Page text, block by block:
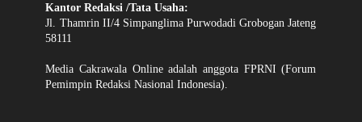
Kantor Redaksi /Tata Usaha:
Jl. Thamrin II/4 Simpanglima Purwodadi Grobogan Jateng
58111
Media Cakrawala Online adalah anggota FPRNI (Forum
Pemimpin Redaksi Nasional Indonesia).